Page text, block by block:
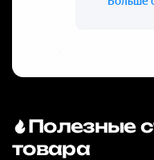
Полезные
товара